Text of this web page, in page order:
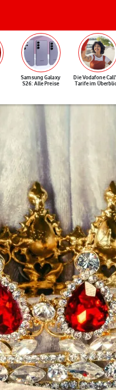
Samsung Galaxy
S26: Alle Preise
Die Vodafone
Tarife im